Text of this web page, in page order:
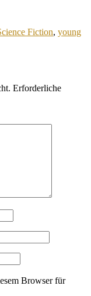
Fiction, young
Erforderliche
Browser für